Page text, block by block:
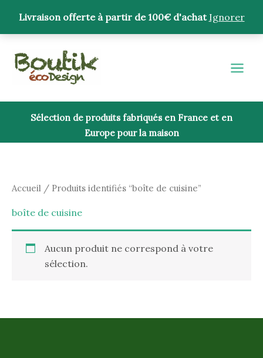
Livraison offerte à partir de 100€ d'achat Ignorer
contenu
Sélection de produits fabriqués en France et en
Europe pour la maison
Accueil / Produits identifiés “boîte de cuisine”
boîte de cuisine
Aucun produit ne correspond à votre
sélection.